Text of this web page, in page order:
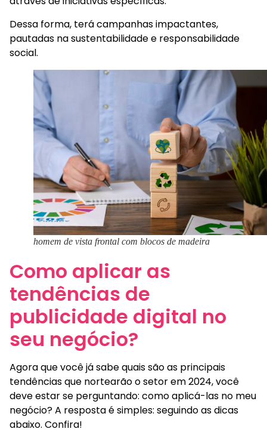
Dessa forma, terá campanhas impactantes,
pautadas na sustentabilidade e responsabilidade
social.
homem de vista frontal com blocos de madeira
Como aplicar as
tendências de
publicidade digital no
seu negócio?
Agora que você já sabe quais são as principais
tendências que nortearão o setor em 2024, você
deve estar se perguntando: como aplicá-las no meu
negócio? A resposta é simples: seguindo as dicas
abaixo. Confira!